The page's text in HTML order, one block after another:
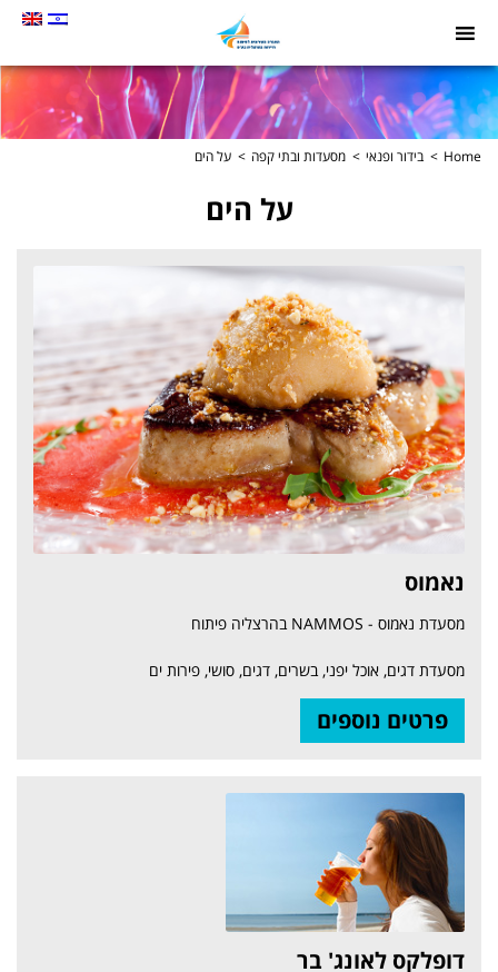
כקישור
לעמוד
הבית
Home בידור ופנאי מסעדות ובתי קפה על הים
על הים
נאמוס
מסעדת נאמוס - NAMMOS בהרצליה פיתוח
מסעדת דגים, אוכל יפני, בשרים, דגים, סושי, פירות ים
פרטים נוספים
דופלקס לאונג' בר